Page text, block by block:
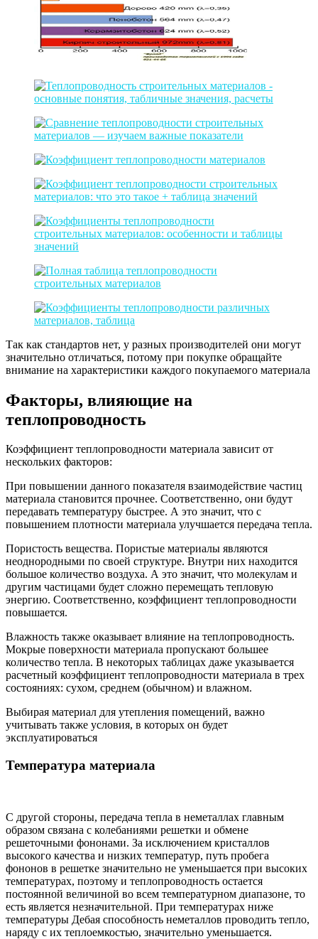
Так как стандартов нет, у разных производителей они могут
значительно отличаться, потому при покупке обращайте
внимание на характеристики каждого покупаемого материала
Факторы, влияющие на
теплопроводность
Коэффициент теплопроводности материала зависит от
нескольких факторов:
При повышении данного показателя взаимодействие частиц
материала становится прочнее. Соответственно, они будут
передавать температуру быстрее. А это значит, что с
повышением плотности материала улучшается передача тепла.
Пористость вещества. Пористые материалы являются
неоднородными по своей структуре. Внутри них находится
большое количество воздуха. А это значит, что молекулам и
другим частицами будет сложно перемещать тепловую
энергию. Соответственно, коэффициент теплопроводности
повышается.
Влажность также оказывает влияние на теплопроводность.
Мокрые поверхности материала пропускают большее
количество тепла. В некоторых таблицах даже указывается
расчетный коэффициент теплопроводности материала в трех
состояниях: сухом, среднем (обычном) и влажном.
Выбирая материал для утепления помещений, важно
учитывать также условия, в которых он будет
эксплуатироваться
Температура материала
С другой стороны, передача тепла в неметаллах главным
образом связана с колебаниями решетки и обмене
решеточными фононами. За исключением кристаллов
высокого качества и низких температур, путь пробега
фононов в решетке значительно не уменьшается при высоких
температурах, поэтому и теплопроводность остается
постоянной величиной во всем температурном диапазоне, то
есть является незначительной. При температурах ниже
температуры Дебая способность неметаллов проводить тепло,
наряду с их теплоемкостью, значительно уменьшается.